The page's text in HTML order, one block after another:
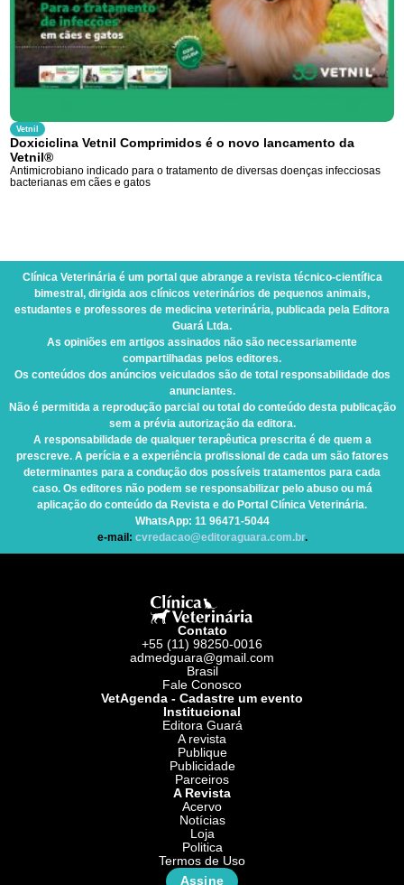
Vetnil
Doxiciclina Vetnil Comprimidos é o novo lancamento da
Vetnil®
Antimicrobiano indicado para o tratamento de diversas doenças infecciosas
bacterianas em cães e gatos
Clínica Veterinária é um portal que abrange a revista técnico-científica
bimestral, dirigida aos clínicos veterinários de pequenos animais,
estudantes e professores de medicina veterinária, publicada pela Editora
Guará Ltda.
As opiniões em artigos assinados não são necessariamente
compartilhadas pelos editores.
Os conteúdos dos anúncios veiculados são de total responsabilidade dos
anunciantes.
Não é permitida a reprodução parcial ou total do conteúdo desta publicação
sem a prévia autorização da editora.
A responsabilidade de qualquer terapêutica prescrita é de quem a
prescreve. A perícia e a experiência profissional de cada um são fatores
determinantes para a condução dos possíveis tratamentos para cada
caso. Os editores não podem se responsabilizar pelo abuso ou má
aplicação do conteúdo da Revista e do Portal Clínica Veterinária.
WhatsApp: 11 96471-5044
e-mail: cvredacao@editoraguara.com.br.
Contato
+55 (11) 98250-0016
admedguara@gmail.com
Brasil
Fale Conosco
VetAgenda - Cadastre um evento
Institucional
Editora Guará
A revista
Publique
Publicidade
Parceiros
A Revista
Acervo
Notícias
Loja
Politica
Termos de Uso
Assine